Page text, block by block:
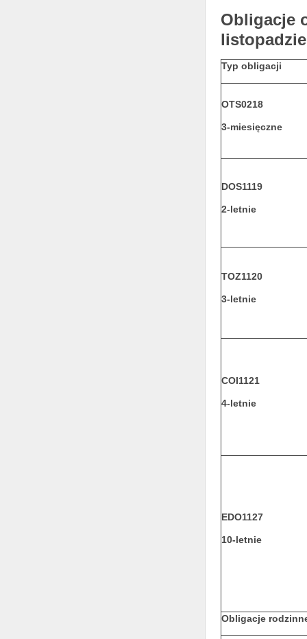
Obligacje
Typ obligacji
OTS0218
3-miesięczne
DOS1119
2-letnie
TOZ1120
3-letnie
COI1121
4-letnie
EDO1127
10-letnie
Obligacje